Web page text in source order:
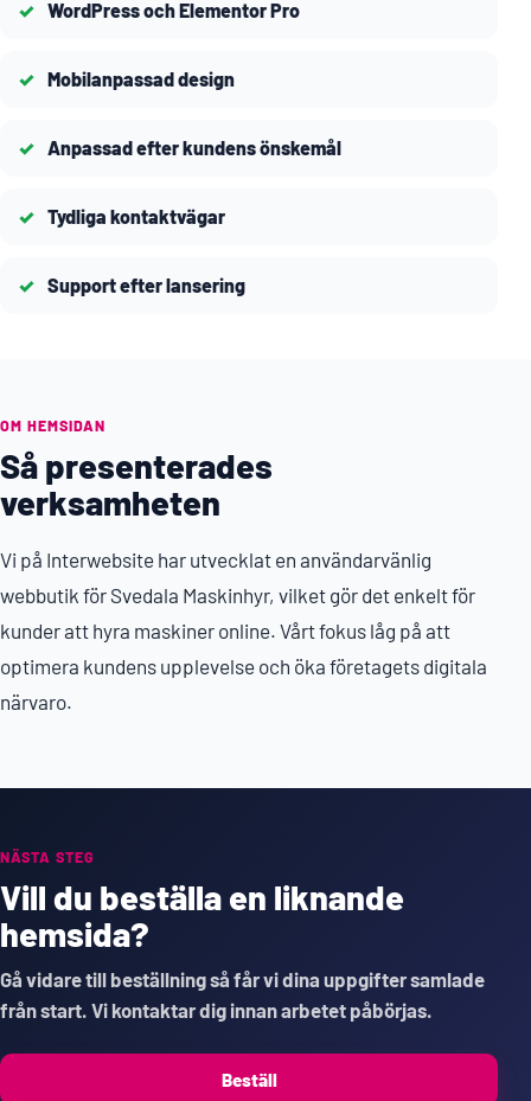
WordPress och Elementor Pro
Mobilanpassad design
Anpassad efter kundens önskemål
Tydliga kontaktvägar
Support efter lansering
OM HEMSIDAN
Så presenterades
verksamheten
Vi på Interwebsite har utvecklat en användarvänlig
webbutik för Svedala Maskinhyr, vilket gör det enkelt för
kunder att hyra maskiner online. Vårt fokus låg på att
optimera kundens upplevelse och öka företagets digitala
närvaro.
NÄSTA STEG
Vill du beställa en liknande
hemsida?
Gå vidare till beställning så får vi dina uppgifter samlade
från start. Vi kontaktar dig innan arbetet påbörjas.
Beställ